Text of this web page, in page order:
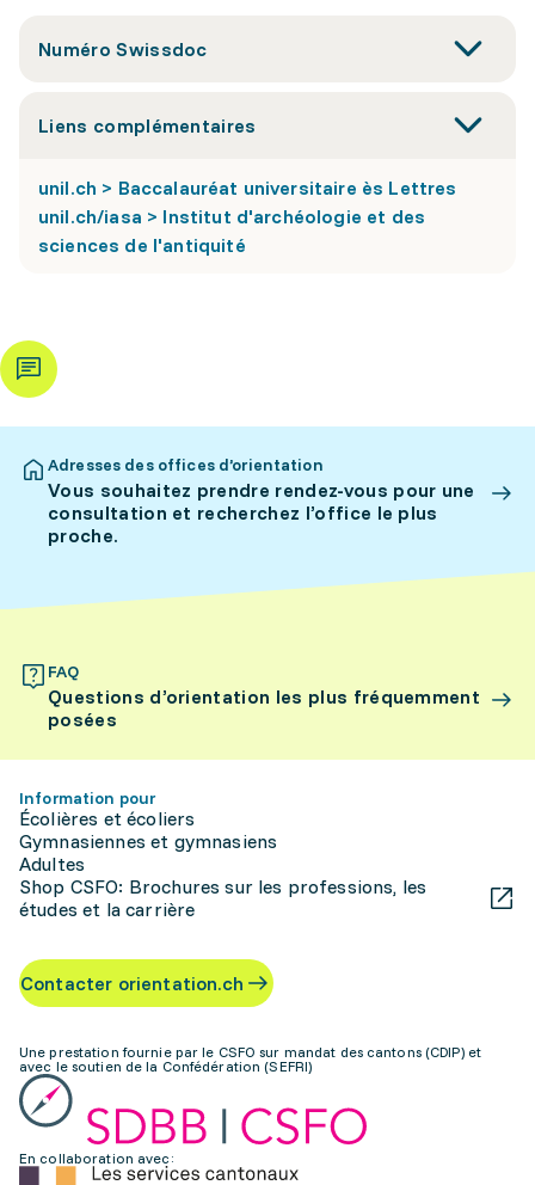
Numéro Swissdoc
Liens complémentaires
unil.ch > Baccalauréat universitaire ès Lettres
unil.ch/iasa > Institut d'archéologie et des
sciences de l'antiquité
Adresses des offices d’orientation
Vous souhaitez prendre rendez-vous pour une
consultation et recherchez l’office le plus
proche.
FAQ
Questions d’orientation les plus fréquemment
posées
Information pour
Écolières et écoliers
Gymnasiennes et gymnasiens
Adultes
Shop CSFO: Brochures sur les professions, les
études et la carrière
Contacter orientation.ch
Une prestation fournie par le CSFO sur mandat des cantons (CDIP) et
avec le soutien de la Confédération (SEFRI)
En collaboration avec: